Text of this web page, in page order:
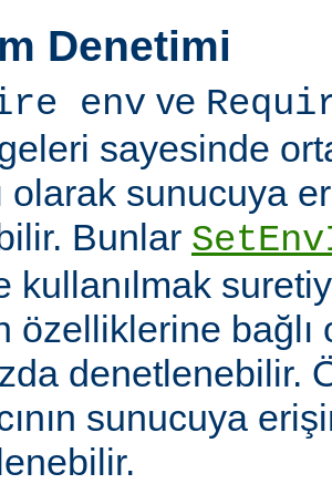
Denetimi
env ve
sayesinde
olarak sunucuya
Bunlar
kullanılmak
özelliklerine
denetlenebilir.
sunucuya